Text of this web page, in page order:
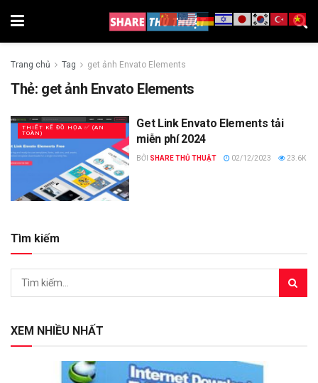
Trang chủ Tag get ảnh Envato Elements
Thẻ: get ảnh Envato Elements
THIẾT KẾ ĐỒ HỌA ✅ (AN
TOÀN)
Get Link Envato Elements tải
miễn phí 2024
BỞI SHARE THỦ THUẬT 02/12/2023 23.6K
Tìm kiếm
XEM NHIỀU NHẤT